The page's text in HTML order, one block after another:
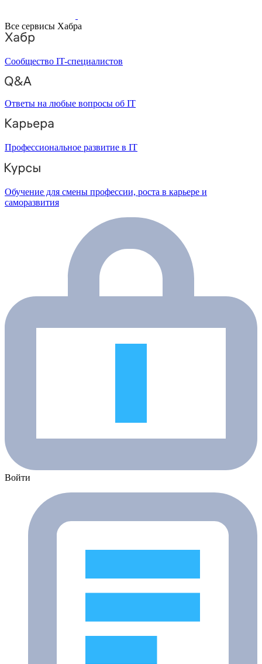
Все сервисы Хабра
Сообщество IT-специалистов
Ответы на любые вопросы об IT
Профессиональное развитие в IT
Обучение для смены профессии, роста в карьере и
саморазвития
Войти